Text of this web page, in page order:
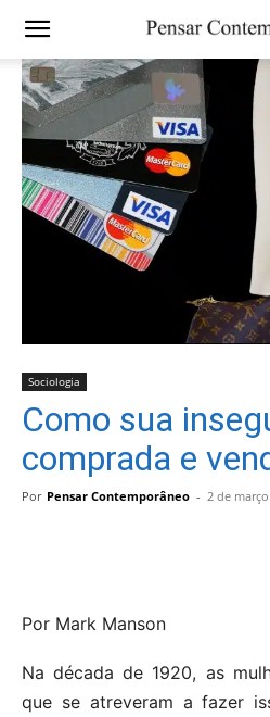
Sociologia
Como sua
comprada e
Por Pensar Contemporâneo - 2 de
Por Mark Manson
Na década de 1920, as
que se atreveram a fazer